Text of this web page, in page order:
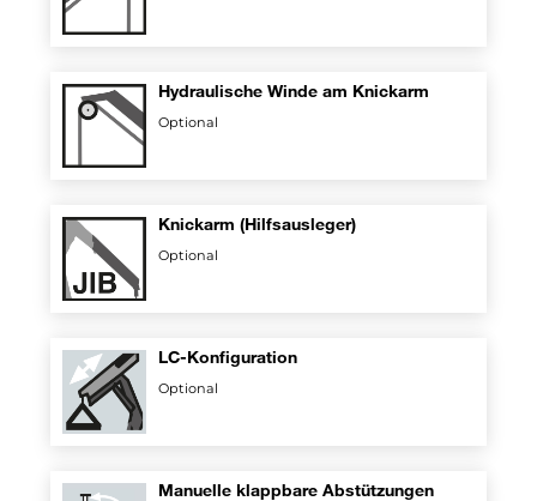
Hydraulische Winde am Knickarm
Optional
Knickarm (Hilfsausleger)
Optional
LC-Konfiguration
Optional
Manuelle klappbare Abstützungen